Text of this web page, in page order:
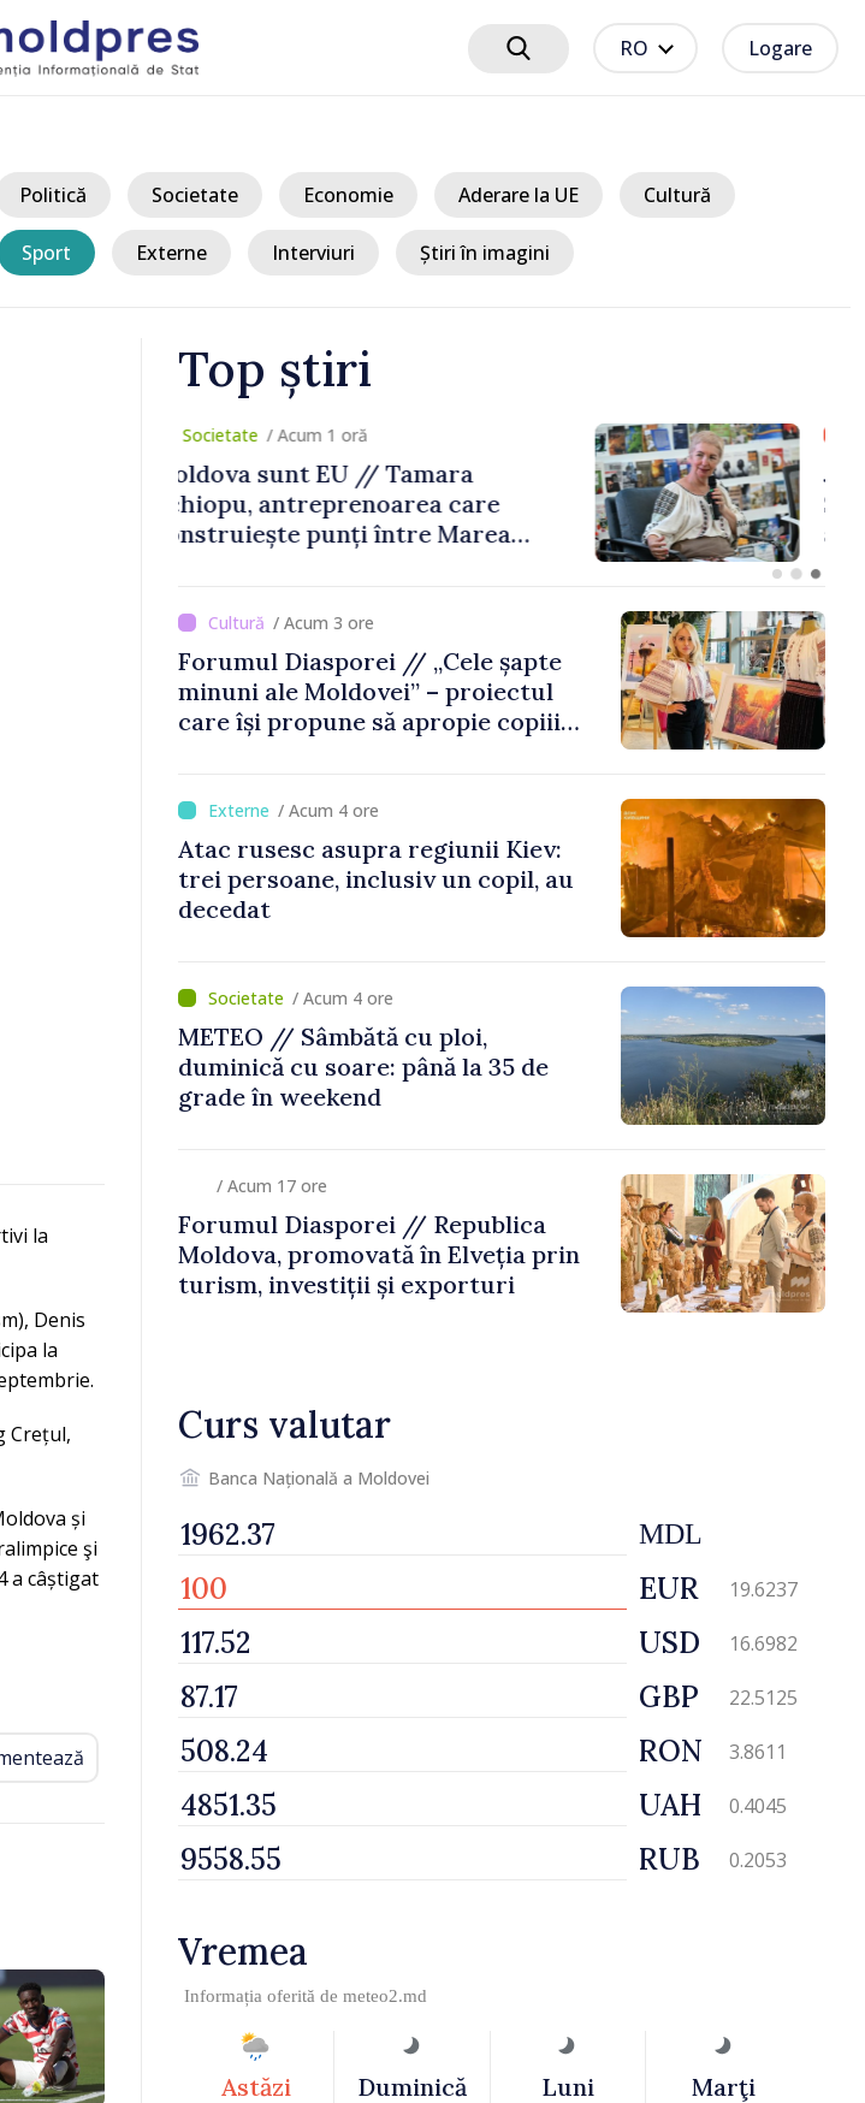
RO Logare
Politică Societate Economie Aderare la UE Cultură
Sport Externe Interviuri Știri în imagini
la
Denis
la
Crețul,
și
şi
a câștigat
Top știri
/ Acum 2 ore
Joseph Burkhalter, confirmat de
Senatul SUA în calitate de viitor
ambasador în Republica Moldova
/ Acum 3 ore
Forumul Diasporei // „Cele șapte
minuni ale Moldovei” – proiectul
care își propune să apropie copiii
/ Acum 4 ore
Atac rusesc asupra regiunii Kiev:
trei persoane, inclusiv un copil, au
decedat
/ Acum 4 ore
METEO // Sâmbătă cu ploi,
duminică cu soare: până la 35 de
grade în weekend
/ Acum 17 ore
Forumul Diasporei // Republica
Moldova, promovată în Elveția prin
turism, investiții și exporturi
Curs valutar
Banca Națională a Moldovei
MDL
EUR 19.6237
USD 16.6982
GBP 22.5125
RON 3.8611
UAH 0.4045
RUB 0.2053
Vremea
Informația oferită de meteo2.md
Astăzi Duminică Luni Marţi